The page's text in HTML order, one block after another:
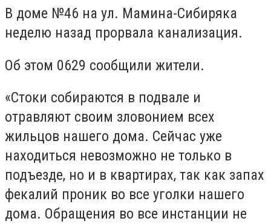
В доме №46 на ул. Мамина-Сибиряка
неделю назад прорвала канализация.
Об этом 0629 сообщили жители.
«Стоки собираются в подвале и
отравляют своим зловонием всех
жильцов нашего дома. Сейчас уже
находиться невозможно не только в
подъезде, но и в квартирах, так как запах
фекалий проник во все уголки нашего
дома. Обращения во все инстанции не